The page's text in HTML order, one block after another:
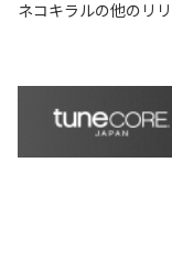
ネコキラルの他のリリ